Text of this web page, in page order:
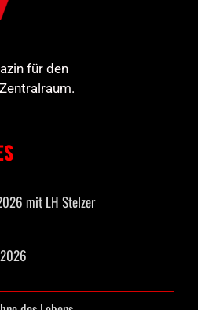
für den
mit LH Stelzer